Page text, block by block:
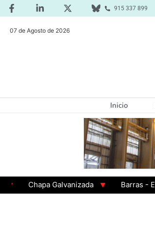
915 337 899
07 de Agosto de 2026
Inicio
Chapa Galvanizada Barras - Europa